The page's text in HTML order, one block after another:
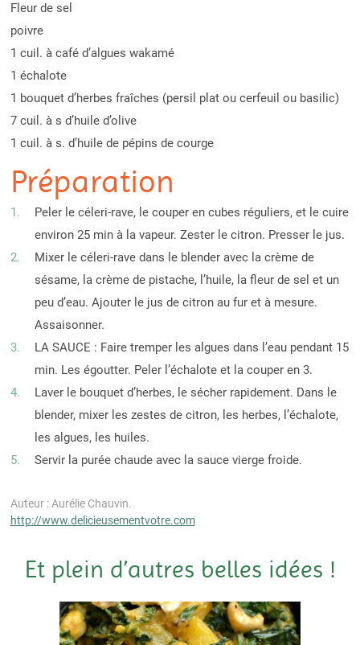
Fleur de sel
poivre
1 cuil. à café d’algues wakamé
1 échalote
1 bouquet d’herbes fraîches (persil plat ou cerfeuil ou basilic)
7 cuil. à s d’huile d’olive
1 cuil. à s. d’huile de pépins de courge
Préparation
Peler le céleri-rave, le couper en cubes réguliers, et le cuire
environ 25 min à la vapeur. Zester le citron. Presser le jus.
Mixer le céleri-rave dans le blender avec la crème de
sésame, la crème de pistache, l’huile, la fleur de sel et un
peu d’eau. Ajouter le jus de citron au fur et à mesure.
Assaisonner.
LA SAUCE : Faire tremper les algues dans l’eau pendant 15
min. Les égoutter. Peler l’échalote et la couper en 3.
Laver le bouquet d’herbes, le sécher rapidement. Dans le
blender, mixer les zestes de citron, les herbes, l’échalote,
les algues, les huiles.
Servir la purée chaude avec la sauce vierge froide.
Auteur : Aurélie Chauvin.
http://www.delicieusementvotre.com
Et plein d’autres belles idées !